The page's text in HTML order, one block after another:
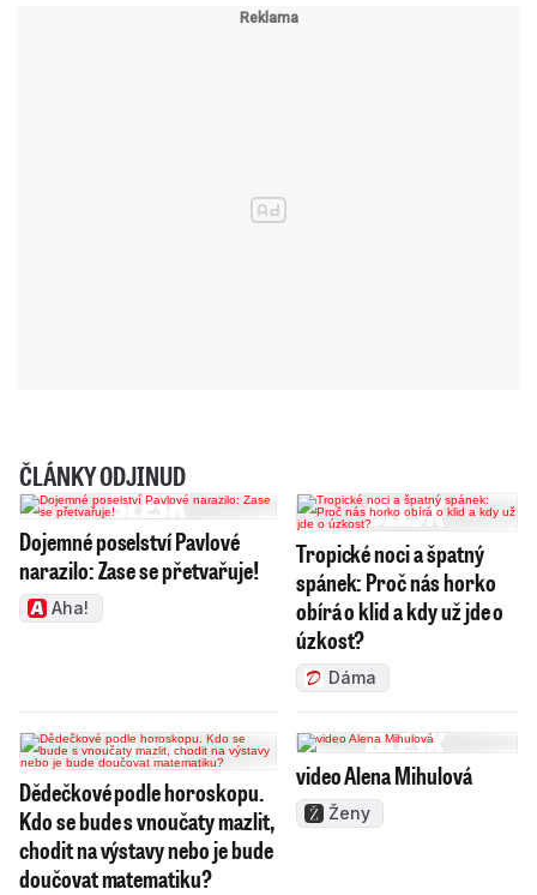
ČLÁNKY ODJINUD
Dojemné poselství Pavlové
narazilo: Zase se přetvařuje!
Aha!
Tropické noci a špatný
spánek: Proč nás horko
obírá o klid a kdy už jde o
úzkost?
Dáma
Dědečkové podle horoskopu.
Kdo se bude s vnoučaty mazlit,
chodit na výstavy nebo je bude
doučovat matematiku?
video Alena Mihulová
Ženy